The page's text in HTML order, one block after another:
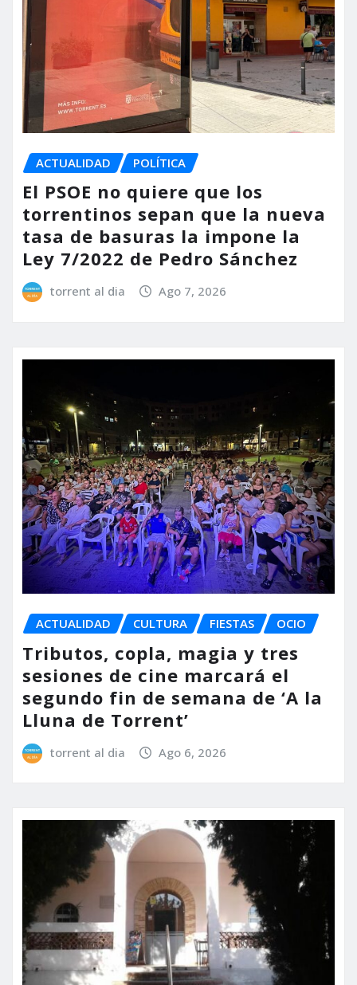
ACTUALIDAD POLÍTICA
El PSOE no quiere que los
torrentinos sepan que la nueva
tasa de basuras la impone la
Ley 7/2022 de Pedro Sánchez
torrent al dia Ago 7, 2026
ACTUALIDAD CULTURA FIESTAS OCIO
Tributos, copla, magia y tres
sesiones de cine marcará el
segundo fin de semana de ‘A la
Lluna de Torrent’
torrent al dia Ago 6, 2026